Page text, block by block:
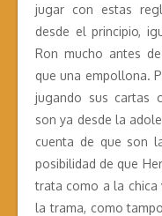
jugar con estas
desde el principio,
Ron mucho antes
que una empollona.
jugando sus cartas
son ya desde la
cuenta de que son
posibilidad de que
trata como a la chica
la trama, como